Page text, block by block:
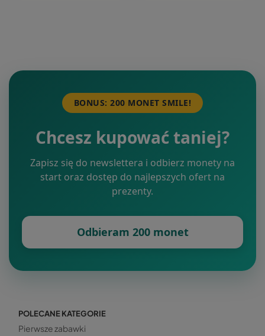
BONUS: 200 MONET SMILE!
Chcesz kupować taniej?
Zapisz się do newslettera i odbierz monety na
start oraz dostęp do najlepszych ofert na
prezenty.
Odbieram 200 monet
POLECANE KATEGORIE
Pierwsze zabawki